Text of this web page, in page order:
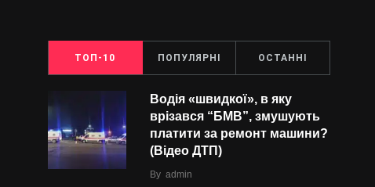
ТОП-10 ПОПУЛЯРНІ ОСТАННІ
Водія «швидкої», в яку
врізався “БMВ”, змушують
платити за ремонт машини?
(Відео ДТП)
By admin